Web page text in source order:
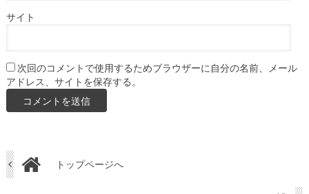
サイト
次回のコメントで使用するためブラウザーに自分の名前、メール
アドレス、サイトを保存する。
トップページへ